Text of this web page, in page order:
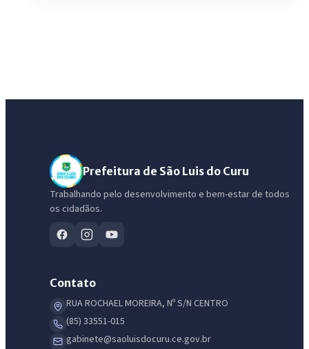
Prefeitura de São Luis do Curu
Trabalhando pelo desenvolvimento e bem-estar de todos
os cidadãos.
Contato
RUA ROCHAEL MOREIRA, Nº S/N CENTRO
(85) 33551-015
gabinete@saoluisdocuru.ce.gov.br